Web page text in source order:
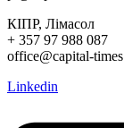
КІПР, Лімасол
+ 357 97 988 087
office@capital-
Linkedin